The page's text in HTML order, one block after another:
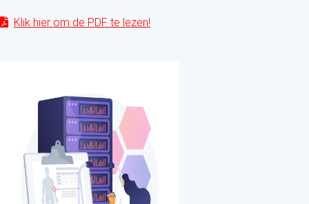
Klik hier om de PDF te lezen!